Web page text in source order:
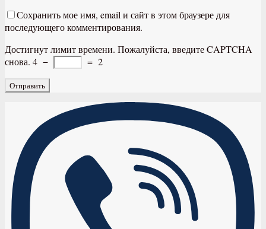
Сохранить мое имя, email и сайт в этом браузере для
последующего комментирования.
Достигнут лимит времени. Пожалуйста, введите CAPTCHA
снова. 4 − = 2